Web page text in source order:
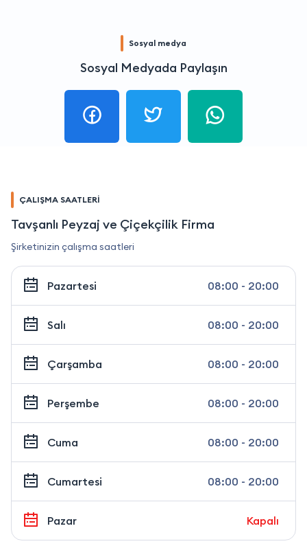
Sosyal medya
Sosyal Medyada Paylaşın
ÇALIŞMA SAATLERİ
Tavşanlı Peyzaj ve Çiçekçilik Firma
Şirketinizin çalışma saatleri
Pazartesi 08:00 - 20:00
Salı 08:00 - 20:00
Çarşamba 08:00 - 20:00
Perşembe 08:00 - 20:00
Cuma 08:00 - 20:00
Cumartesi 08:00 - 20:00
Pazar Kapalı